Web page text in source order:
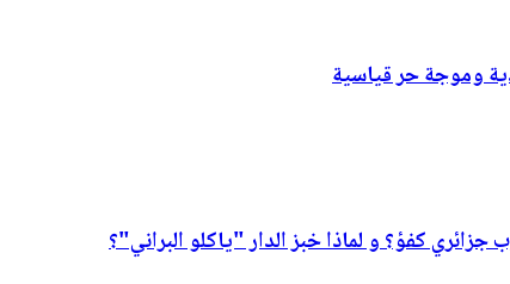
وموجة حر قياسية
كفؤ؟ و لماذا خبز الدار "ياكلو البراني"؟